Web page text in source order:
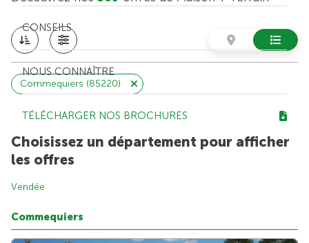
CONSEILS
NOUS CONNAÎTRE
TÉLÉCHARGER NOS BROCHURES
Commequiers (85220)
Choisissez un département pour afficher
les offres
Vendée
Commequiers